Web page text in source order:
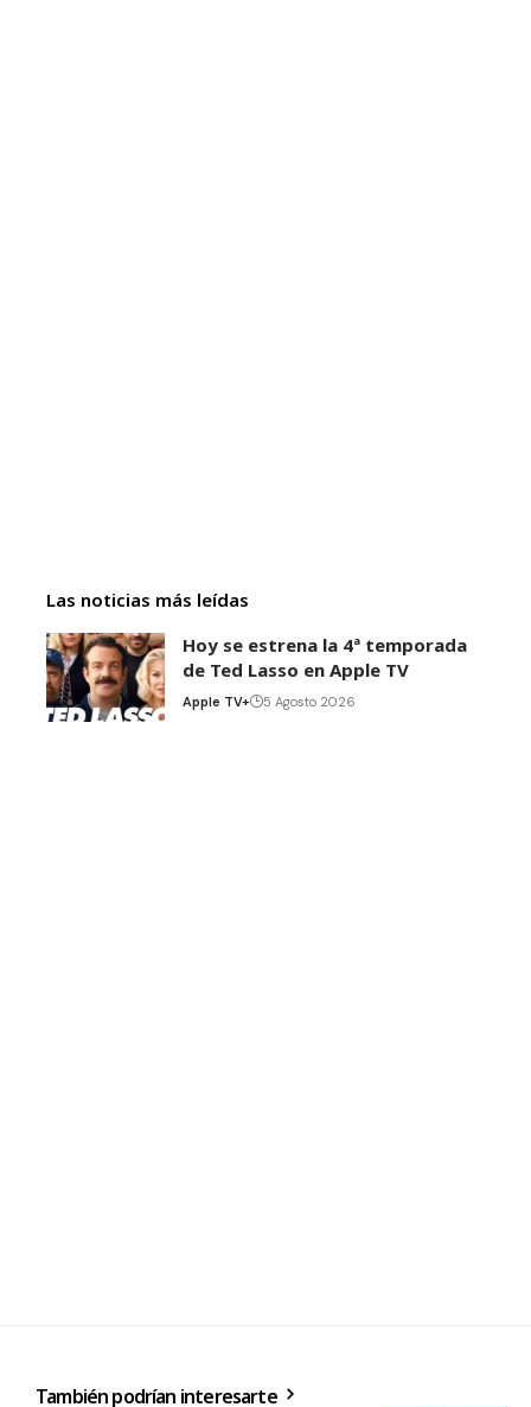
Las noticias más leídas
Hoy se estrena la 4ª temporada
de Ted Lasso en Apple TV
Apple TV+ 5 Agosto 2026
También podrían interesarte